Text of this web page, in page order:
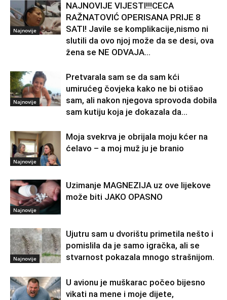
Najnovije
NAJNOVIJE VIJESTI!!!CECA
RAŽNATOVIĆ OPERISANA PRIJE 8
SATI! Javile se komplikacije,nismo ni
slutili da ovo njoj može da se desi, ova
žena se NE ODVAJA...
Najnovije
Pretvarala sam se da sam kći
umirućeg čovjeka kako ne bi otišao
sam, ali nakon njegova sprovoda dobila
sam kutiju koja je dokazala da...
Najnovije
Moja svekrva je obrijala moju kćer na
ćelavo – a moj muž ju je branio
Najnovije
Uzimanje MAGNEZIJA uz ove lijekove
može biti JAKO OPASNO
Najnovije
Ujutru sam u dvorištu primetila nešto i
pomislila da je samo igračka, ali se
stvarnost pokazala mnogo strašnijom.
U avionu je muškarac počeo bijesno
vikati na mene i moje dijete,